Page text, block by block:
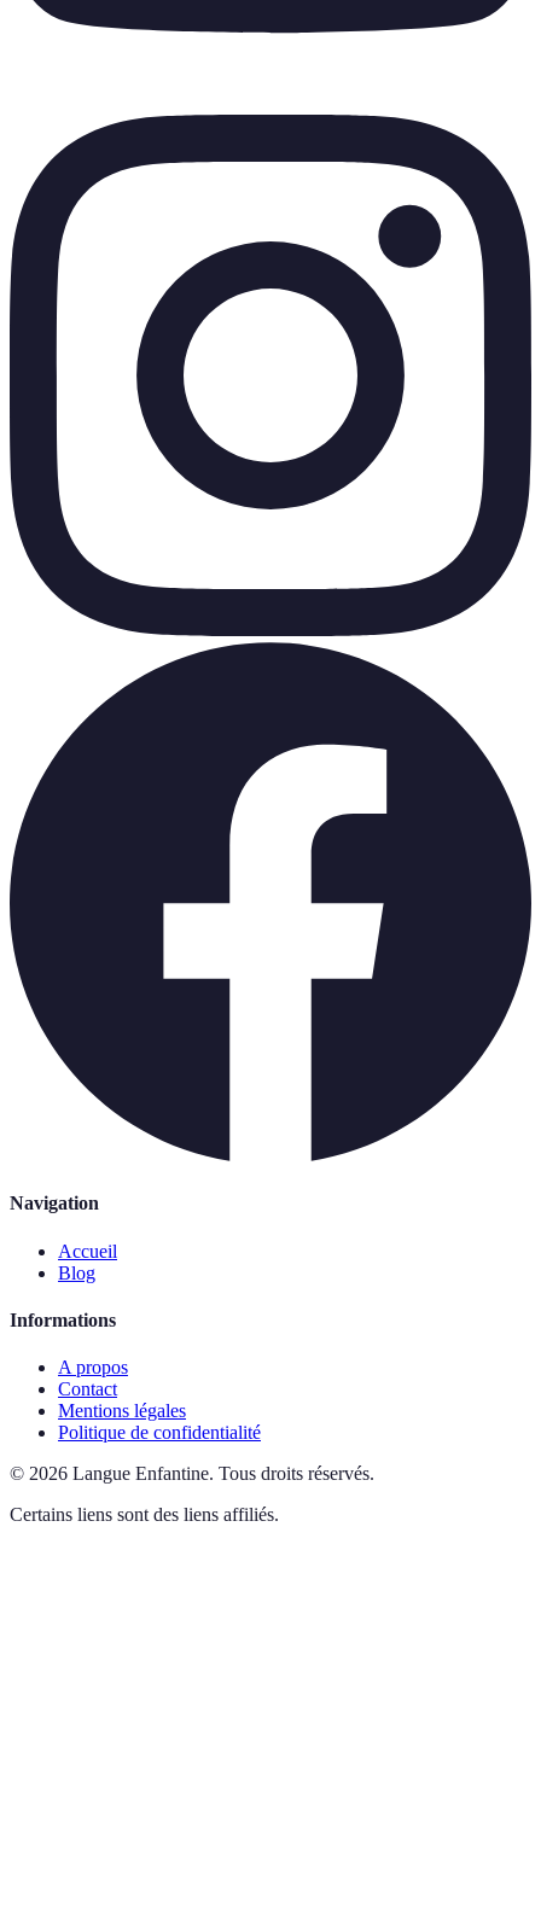
Navigation
Accueil
Blog
Informations
A propos
Contact
Mentions légales
Politique de confidentialité
© 2026 Langue Enfantine. Tous droits réservés.
Certains liens sont des liens affiliés.